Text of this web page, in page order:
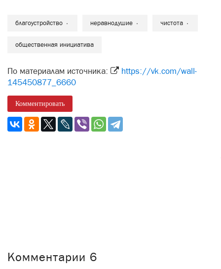
благоустройство неравнодушие чистота
общественная инициатива
По материалам источника:
https://vk.com/wall-
145450877_6660
Комментировать
Комментарии 6